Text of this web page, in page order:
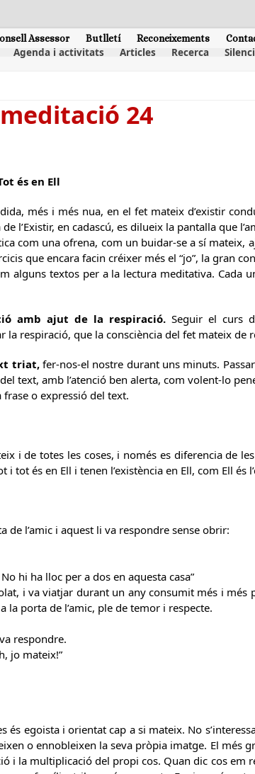
Assessor Butlletí Reconeixements
Agenda i activitats Articles Recerca
24
és en Ell
més i més nua, en el fet mateix d’existir
l’Existir, en cadascú, es dilueix la pantalla que
com una ofrena, com un buidar-se a sí mateix,
que encara facin créixer més el “jo”, la gran
alguns textos per a la lectura meditativa. Cada
amb ajut de la respiració. Seguir el curs
la respiració, que la consciència del fet mateix de
triat,fer-nos-el nostre durant uns minuts.
text, amb l’atenció ben alerta, com volent-lo
o expressió del text.
i de totes les coses, i només es diferencia de
i tot és en Ell i tenen l’existència en Ell, com Ell és
de l’amic i aquest li va respondre sense obrir:
hi ha lloc per a dos en aquesta casa”
i va viatjar durant un any consumit més i més
la porta de l’amic, ple de temor i respecte.
respondre.
jo mateix!”
és egoista i orientat cap a si mateix. No
o ennobleixen la seva pròpia imatge. El més
i la multiplicació del propi cos. Quan dic cos em